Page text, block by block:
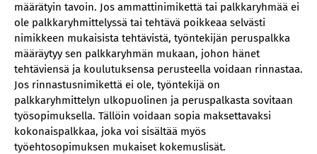
määrätyin tavoin. Jos ammattinimikettä tai palkkaryhmää ei
ole palkkaryhmittelyssä tai tehtävä poikkeaa selvästi
nimikkeen mukaisista tehtävistä, työntekijän peruspalkka
määräytyy sen palkkaryhmän mukaan, johon hänet
tehtäviensä ja koulutuksensa perusteella voidaan rinnastaa.
Jos rinnastusnimikettä ei ole, työntekijä on
palkkaryhmittelyn ulkopuolinen ja peruspalkasta sovitaan
työsopimuksella. Tällöin voidaan sopia maksettavaksi
kokonaispalkkaa, joka voi sisältää myös
työehtosopimuksen mukaiset kokemuslisät.